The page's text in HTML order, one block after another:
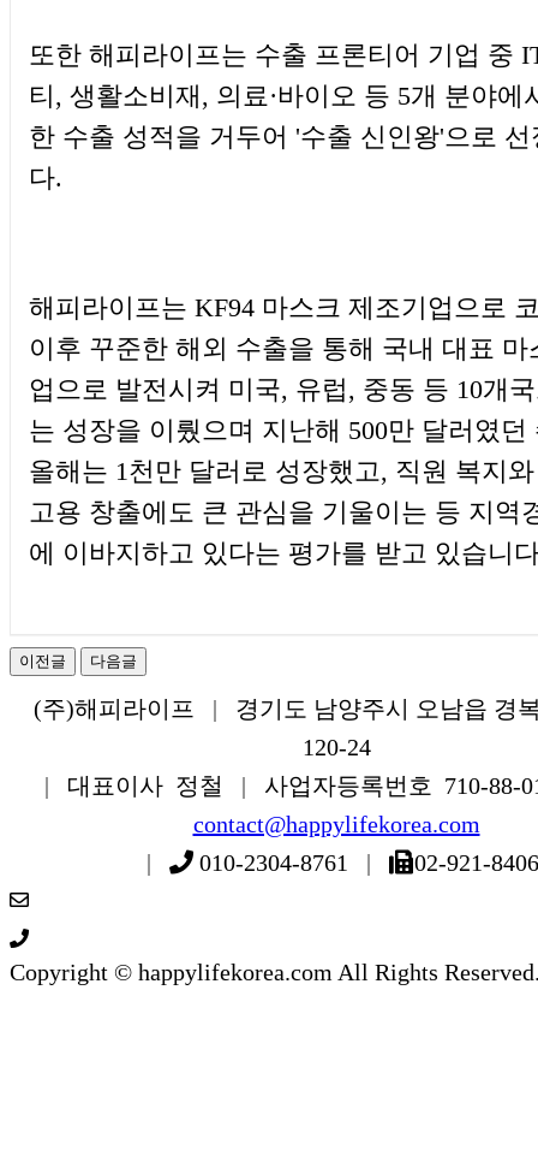
또한 해피라이프는 수출 프론티어 기업 중
티, 생활소비재, 의료·바이오 등 5개 분야에
한 수출 성적을 거두어 '수출 신인왕'으로
다.
해피라이프는 KF94 마스크 제조기업으로
이후 꾸준한 해외 수출을 통해 국내 대표 마
업으로 발전시켜 미국, 유럽, 중동 등 10개
는 성장을 이뤘으며 지난해 500만 달러였던
올해는 1천만 달러로 성장했고, 직원 복지
고용 창출에도 큰 관심을 기울이는 등 지역
에 이바지하고 있다는 평가를 받고 있습니
이전글 다음글
(주)해피라이프 | 경기도 남양주시 오남읍 경
120-24
|
대표이사 정철 | 사업자등록번호 710-88-
contact@happylifekorea.com
|
010-2304-8761 | 02-921-8406
Copyright © happylifekorea.com All Rights